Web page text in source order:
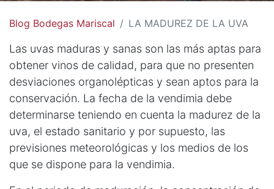
Blog Bodegas Mariscal LA MADUREZ DE LA UVA
Las uvas maduras y sanas son las más aptas para
obtener vinos de calidad, para que no presenten
desviaciones organolépticas y sean aptos para la
conservación. La fecha de la vendimia debe
determinarse teniendo en cuenta la madurez de la
uva, el estado sanitario y por supuesto, las
previsiones meteorológicas y los medios de los
que se dispone para la vendimia.